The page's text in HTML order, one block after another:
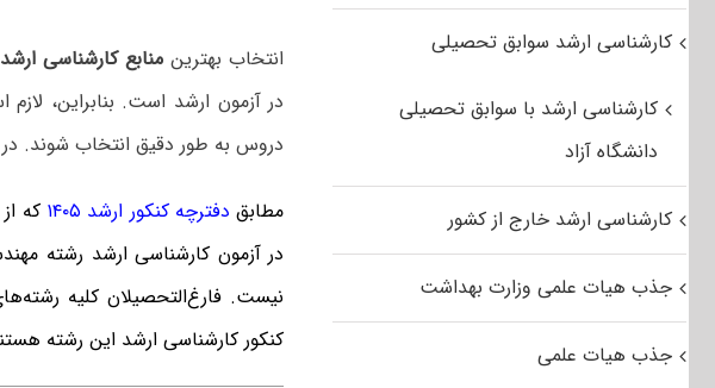
انتخاب بهترین منابع کارشناسی ارشد
در آزمون ارشد است. بنابراین،
دروس به طور دقیق انتخاب شوند.
مطابق دفترچه کنکور ارشد ۱۴۰۵ که
در آزمون کارشناسی ارشد رشته
نیست. فارغ‌‌التحصیلان کلیه
کنکور کارشناسی ارشد این رشته
کارشناسی ارشد سوابق تحصیلی
کارشناسی ارشد با سوابق تحصیلی
دانشگاه آزاد
کارشناسی ارشد خارج از کشور
جذب هیات علمی وزارت بهداشت
جذب هیات علمی